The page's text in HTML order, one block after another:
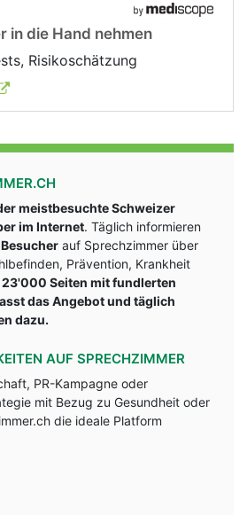
in die Hand nehmen
Risikoschätzung
meistbesuchte Schweizer
im Internet. Täglich informieren
auf Sprechzimmer über
Prävention, Krankheit
23'000 Seiten mit fundlerten
das Angebot und täglich
dazu.
AUF SPRECHZIMMER
PR-Kampagne oder
mit Bezug zu Gesundheit oder
die ideale Platform